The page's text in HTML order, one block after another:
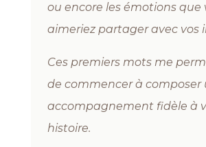
ou encore les émotions que
aimeriez partager avec vos
Ces premiers mots me
de commencer à composer
accompagnement fidèle à
histoire.